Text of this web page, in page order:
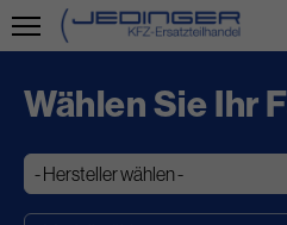
Direkt
Inhalt
Wählen Sie Ihr